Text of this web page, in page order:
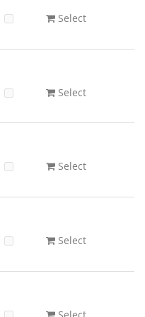
Select
Select
Select
Select